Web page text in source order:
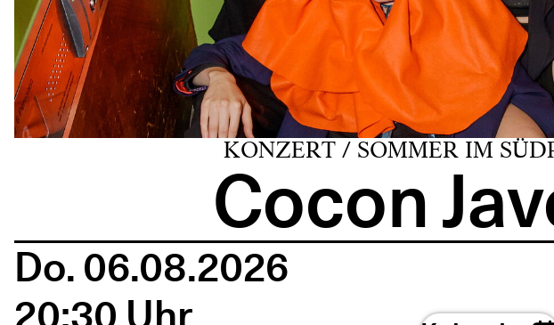
KONZERT / SOMMER IM
Cocon
Do. 06.08.2026
20:30 Uhr